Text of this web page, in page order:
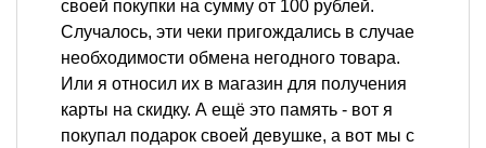
своей покупки на сумму от 100 рублей.
Случалось, эти чеки пригождались в случае
необходимости обмена негодного товара.
Или я относил их в магазин для получения
карты на скидку. А ещё это память - вот я
покупал подарок своей девушке, а вот мы с